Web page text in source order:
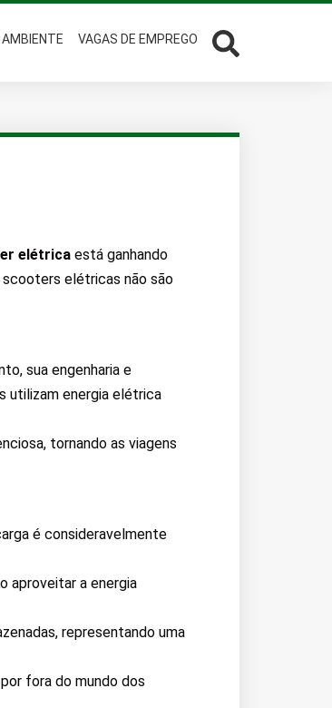
AMBIENTE VAGAS DE EMPREGO
elétrica está ganhando
scooters elétricas não são
sua engenharia e
utilizam energia elétrica
tornando as viagens
é consideravelmente
aproveitar a energia
representando uma
fora do mundo dos